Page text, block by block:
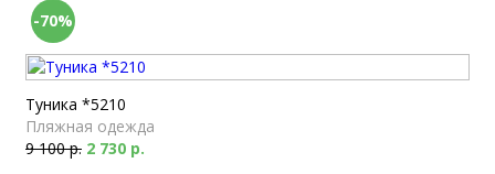
-70%
Туника *5210
Пляжная одежда
9 100 р. 2 730 р.